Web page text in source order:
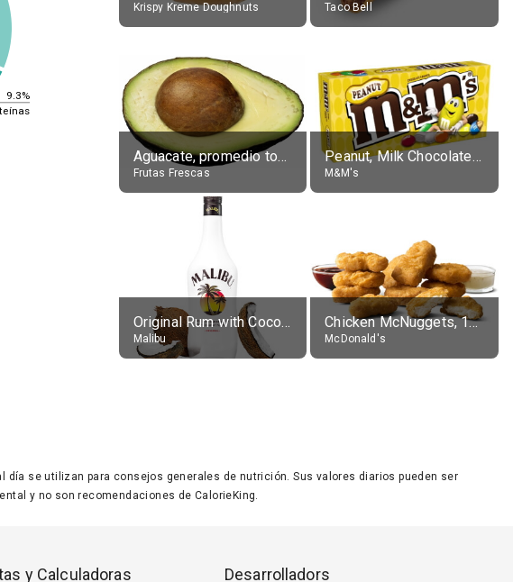
9.3%
Krispy Kreme Doughnuts Taco Bell
Aguacate, promedio todos variedades, crudo
Frutas Frescas
Peanut, Milk Chocolate Candies
M&M's
Original Rum with Coconut Flavour (21% alc.)
Malibu
Chicken McNuggets, 10 pieces, without sauce
McDonald's
se utilizan para consejos generales de nutrición. Sus valores diarios pueden ser
y no son recomendaciones de CalorieKing.
y Calculadoras Desarrolladors